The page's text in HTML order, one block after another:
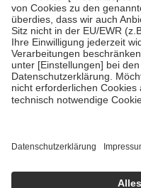
• Kindern und Jugendlichen
mit Ausnahme der
• Untersuchungen zur
GKV getragen werden
• empfohlenen
• Harn- und Blutteststreifen
getroffen, um sicherzustellen,
https://help.etrusted.com/